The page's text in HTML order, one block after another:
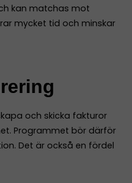
kan matchas mot
mycket tid och minskar
och skicka fakturor
Programmet bör därför
Det är också en fördel